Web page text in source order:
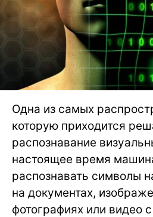
Одна из самых
которую приходится
распознавание
настоящее время
распознавать символы
на документах,
фотографиях или видео